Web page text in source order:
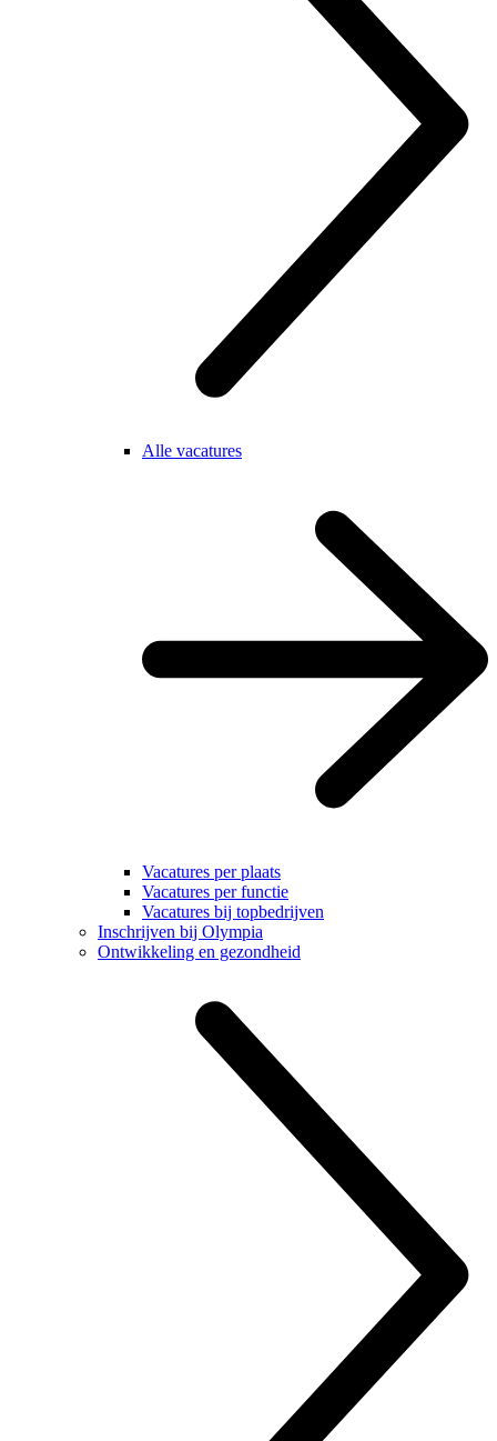
Alle vacatures
Vacatures per plaats
Vacatures per functie
Vacatures bij topbedrijven
Inschrijven bij Olympia
Ontwikkeling en gezondheid